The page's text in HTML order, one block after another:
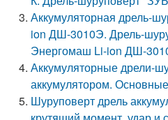
Аккумуляторная дрель-
ion ДШ-3010Э. Дрель-
Энергомаш Li-ion ДШ-
Аккумуляторные дрели-
аккумулятором.
Шуруповерт дрель